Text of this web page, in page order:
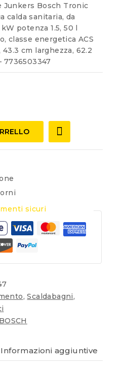
Junkers Bosch Tronic
calda sanitaria, da
potenza 1.5, 50 l
classe energetica ACS
cm larghezza, 62.2
7736503347
sicuri
,Scaldabagni,
Informazioni aggiuntive